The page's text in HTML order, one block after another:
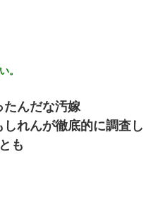
事になってて気づくと逃げ場が
じゃうよ」って泣いてたら…
を保存して顔面評価スレで写真
。
たんだな汚嫁
れんが徹底的に調査し
も